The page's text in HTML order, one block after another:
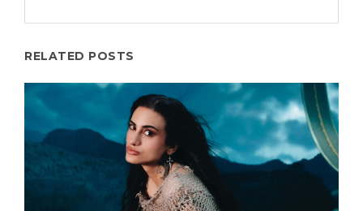
RELATED POSTS